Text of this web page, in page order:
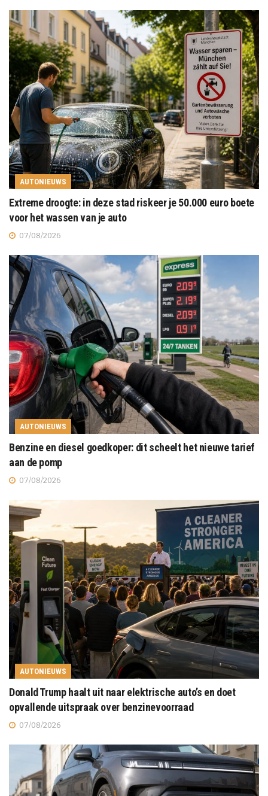
AUTONIEUWS
Extreme droogte: in deze stad riskeer je 50.000 euro boete
voor het wassen van je auto
07/08/2026
AUTONIEUWS
Benzine en diesel goedkoper: dit scheelt het nieuwe tarief
aan de pomp
07/08/2026
AUTONIEUWS
Donald Trump haalt uit naar elektrische auto’s en doet
opvallende uitspraak over benzinevoorraad
07/08/2026